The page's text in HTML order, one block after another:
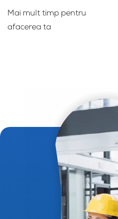
Mai mult timp pentru
afacerea ta